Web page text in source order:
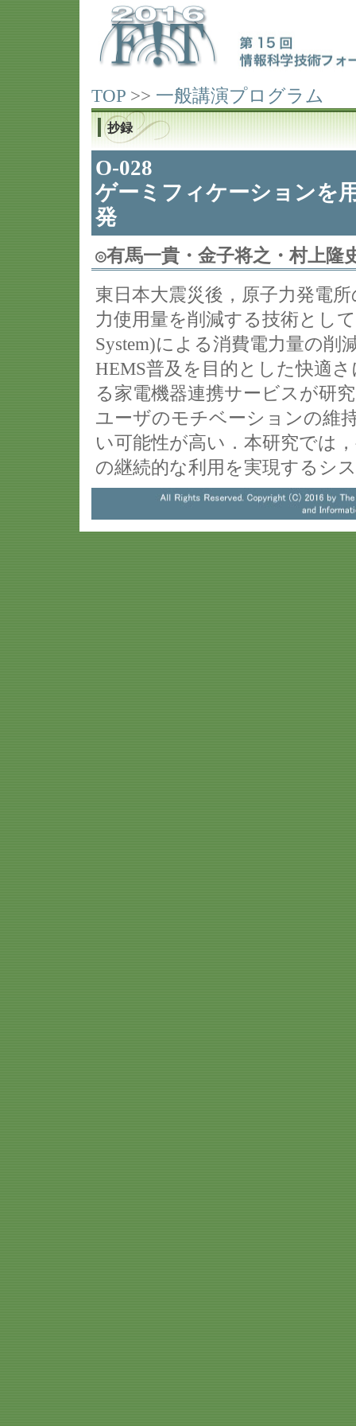
TOP >> 一般講演プログラム
抄録
O-028
ゲーミフィケーションを
発
◎有馬一貴・金子将之・村上
東日本大震災後，原子力発電
力使用量を削減する技術として
System)による消費電力量の削
HEMS普及を目的とした快適
る家電機器連携サービスが研
ユーザのモチベーションの維
い可能性が高い．本研究では
の継続的な利用を実現するシ